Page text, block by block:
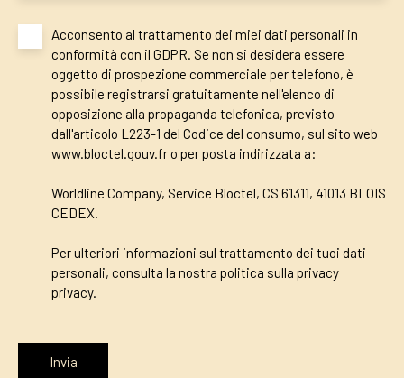
Acconsento al trattamento dei miei dati personali in
conformità con il GDPR. Se non si desidera essere
oggetto di prospezione commerciale per telefono, è
possibile registrarsi gratuitamente nell'elenco di
opposizione alla propaganda telefonica, previsto
dall'articolo L223-1 del Codice del consumo, sul sito web
www.bloctel.gouv.fr o per posta indirizzata a:
Worldline Company, Service Bloctel, CS 61311, 41013 BLOIS
CEDEX.
Per ulteriori informazioni sul trattamento dei tuoi dati
personali, consulta la nostra politica sulla privacy
privacy.
Invia